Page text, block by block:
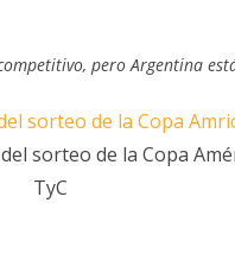
pero Argentina
sorteo de la Copa
TyC